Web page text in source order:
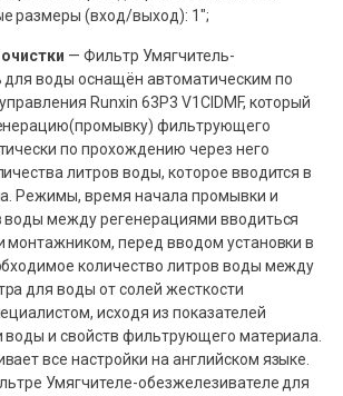
размеры (вход/выход): 1″;
— Фильтр Умягчитель-
для воды оснащён автоматическим по
Runxin 63P3 V1CIDMF, который
фильтрующего
по прохождению через него
литров воды, которое вводится в
Режимы, время начала промывки и
воды между регенерациями вводиться
монтажником, перед вводом установки в
количество литров воды между
для воды от солей жесткости
исходя из показателей
воды и свойств фильтрующего материала.
все настройки на английском языке.
Умягчителе-обезжелезивателе для